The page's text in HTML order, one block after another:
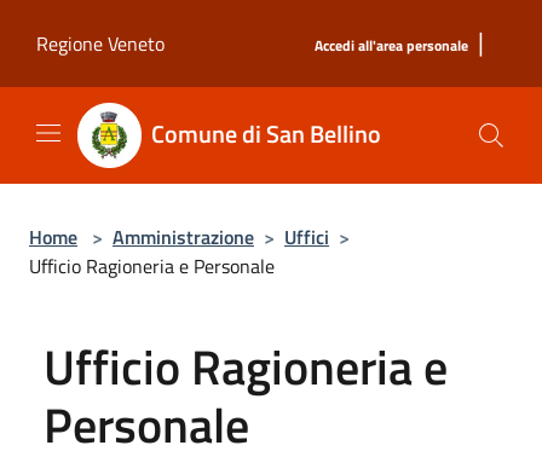
Regione Veneto
Accedi all'area personale |
Comune di San Bellino
Home > Amministrazione > Uffici >
Ufficio Ragioneria e Personale
Ufficio Ragioneria e
Personale